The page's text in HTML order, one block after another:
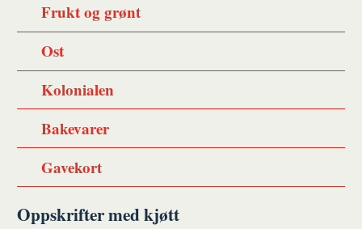
Frukt og grønt
Ost
Kolonialen
Bakevarer
Gavekort
Oppskrifter med kjøtt